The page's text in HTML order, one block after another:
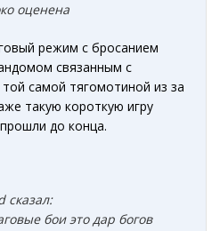
оценена
режим с бросанием
связанным с
самой тягомотиной из за
такую короткую игру
до конца.
сказал:
бои это дар богов